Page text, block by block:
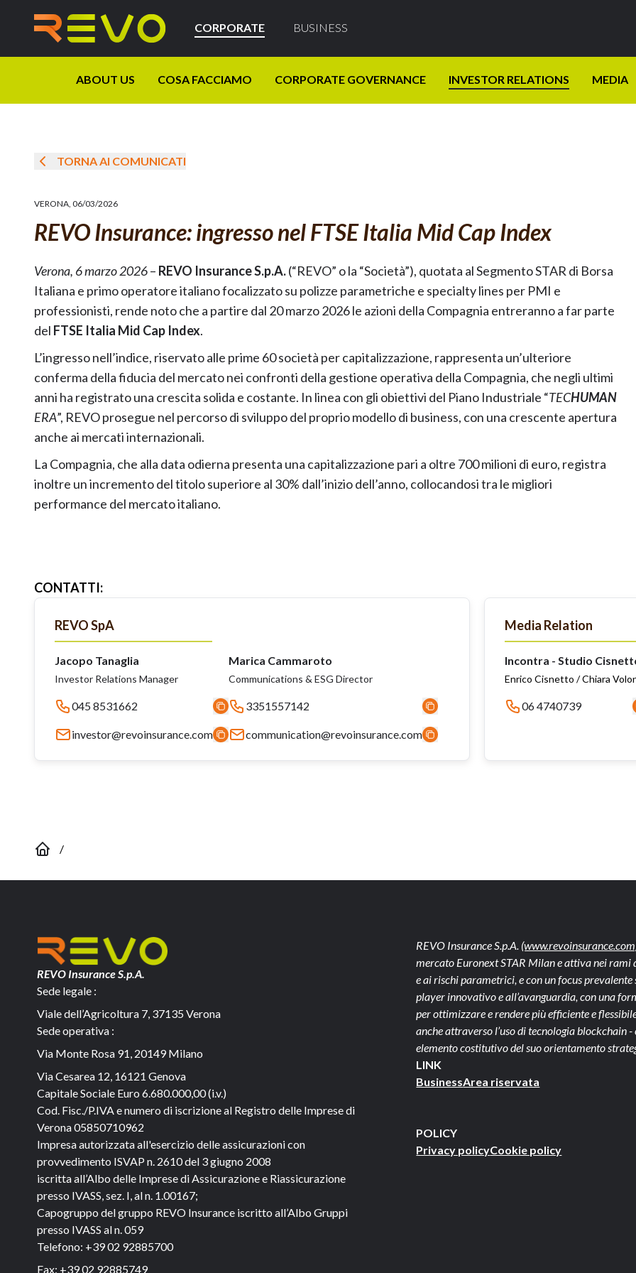
CORPORATE BUSINESS
ABOUT US COSA FACCIAMO CORPORATE GOVERNANCE INVESTOR RELATIONS MEDIA
TORNA AI COMUNICATI
VERONA, 06/03/2026
REVO Insurance: ingresso nel FTSE Italia Mid Cap Index
Verona, 6 marzo 2026– REVO Insurance S.p.A.(“REVO” o la “Società”), quotata al Segmento STAR di Borsa
Italiana e primo operatore italiano focalizzato su polizze parametriche e specialty lines per PMI e
professionisti, rende noto che a partire dal 20 marzo 2026 le azioni della Compagnia entreranno a far parte
del FTSE Italia Mid Cap Index.
L’ingresso nell’indice, riservato alle prime 60 società per capitalizzazione, rappresenta un’ulteriore
conferma della fiducia del mercato nei confronti della gestione operativa della Compagnia, che negli ultimi
anni ha registrato una crescita solida e costante. In linea con gli obiettivi del Piano Industriale “TECHUMAN
ERA”, REVO prosegue nel percorso di sviluppo del proprio modello di business, con una crescente apertura
anche ai mercati internazionali.
La Compagnia, che alla data odierna presenta una capitalizzazione pari a oltre 700 milioni di euro, registra
inoltre un incremento del titolo superiore al 30% dall’inizio dell’anno, collocandosi tra le migliori
performance del mercato italiano.
CONTATTI:
REVO SpA
Jacopo Tanaglia
Investor Relations Manager
045 8531662
investor@revoinsurance.com
Marica Cammaroto
Communications & ESG Director
3351557142
communication@revoinsurance.com
Media Relation
Incontra - Studio
Enrico Cisnetto / Chiara
06 4740739
/
REVO Insurance S.p.A.
Sede legale :
Viale dell’Agricoltura 7, 37135 Verona
Sede operativa :
Via Monte Rosa 91, 20149 Milano
Via Cesarea 12, 16121 Genova
Capitale Sociale Euro 6.680.000,00 (i.v.)
Cod. Fisc./P.IVA e numero di iscrizione al Registro delle Imprese di
Verona 05850710962
Impresa autorizzata all'esercizio delle assicurazioni con
provvedimento ISVAP n. 2610 del 3 giugno 2008
iscritta all’Albo delle Imprese di Assicurazione e Riassicurazione
presso IVASS, sez. I, al n. 1.00167;
Capogruppo del gruppo REVO Insurance iscritto all’Albo Gruppi
presso IVASS al n. 059
Telefono: +39 02 92885700
Fax: +39 02 92885749
REVO Insurance S.p.A.
mercato Euronext STAR Milan e attiva nei
e ai rischi parametrici, e con un focus
player innovativo e all’avanguardia, con una
per ottimizzare e rendere più efficiente e
anche attraverso l’uso di tecnologia blockchain
elemento costitutivo del suo orientamento
LINK
BusinessArea riservata
POLICY
Privacy policyCookie policy